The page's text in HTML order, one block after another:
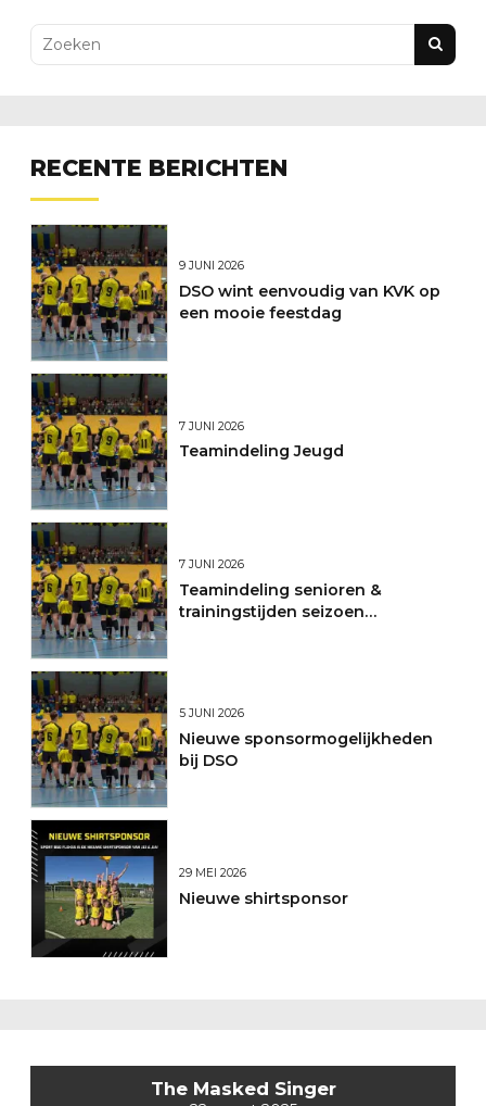
RECENTE BERICHTEN
9 JUNI 2026
DSO wint eenvoudig van KVK op
een mooie feestdag
7 JUNI 2026
Teamindeling Jeugd
7 JUNI 2026
Teamindeling senioren &
trainingstijden seizoen
5 JUNI 2026
Nieuwe sponsormogelijkheden
bij DSO
29 MEI 2026
Nieuwe shirtsponsor
The Masked Singer